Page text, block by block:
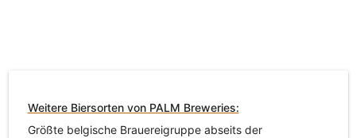
Weitere Biersorten von PALM Breweries:
Größte belgische Brauereigruppe abseits der